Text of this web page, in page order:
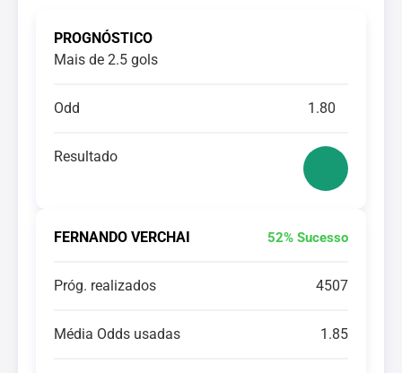
PROGNÓSTICO
Mais de 2.5 gols
Odd 1.80
Resultado
FERNANDO VERCHAI 52% Sucesso
Próg. realizados 4507
Média Odds usadas 1.85